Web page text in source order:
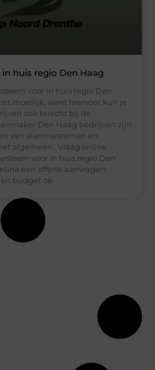
huis regio Den Haag
voor in huis regio Den
moeilijk, want hiervoor kun je
ook terecht bij de
Den Haag bedrijven zijn
van alarmsystemen en
algemeen. Vraag online
voor in huis regio Den
een offerte aanvragen.
budget op